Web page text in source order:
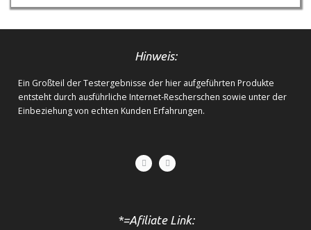
Hinweis:
Ein Großteil der Testergebnisse der hier aufgeführten Produkte
entsteht durch ausführliche Internet-Rescherschen sowie unter der
Einbeziehung von echten Kunden Erfahrungen.
*=Afiliate Link: